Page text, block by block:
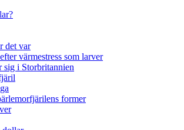
det var
värmestress som larver
sig i Storbritannien
former